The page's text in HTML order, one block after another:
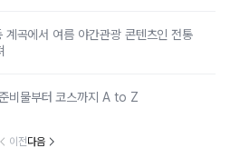
곡에서 여름 야간관광 콘텐츠인 전통
비물부터 코스까지 A to Z
이전다음